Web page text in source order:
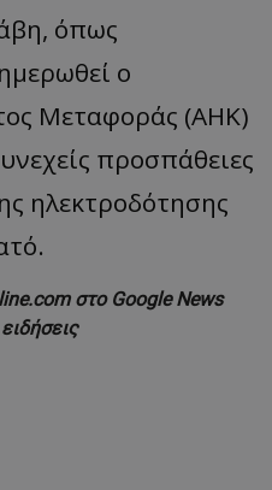
όπως
ο
Μεταφοράς (ΑΗΚ)
προσπάθειες
ηλεκτροδότησης
στο Google News
ειδήσεις